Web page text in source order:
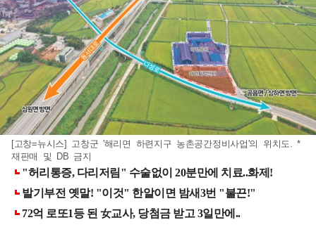
[고창=뉴시스] 고창군 '해리면 하련지구 농촌공간정비사업'의 위치도. *
재판매 및 DB 금지